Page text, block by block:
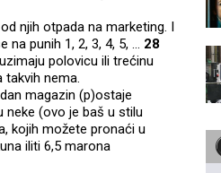
njih otpada na marketing. I
punih 1, 2, 3, 4, 5, ... 28
polovicu ili trećinu
nema.
magazin (p)ostaje
neke (ovo je baš u stilu
kojih možete pronaći u
iliti 6,5 marona